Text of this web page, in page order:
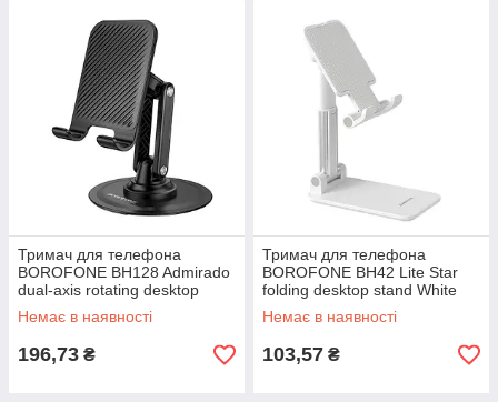
Тримач для телефона
BOROFONE BH128 Admirado
dual-axis rotating desktop
stand Black
Немає в наявності
196,73 ₴
Тримач для телефона
BOROFONE BH42 Lite Star
folding desktop stand White
Немає в наявності
103,57 ₴